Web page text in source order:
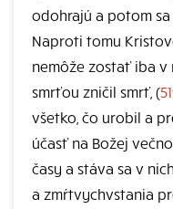
odohrajú a potom
Naproti tomu
nemôže zostať iba v
smrťou zničil smrť, (
všetko, čo urobil a
účasť na Božej
časy a stáva sa v
a zmŕtvychvstania